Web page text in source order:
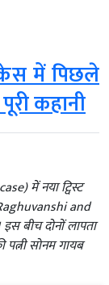
में पिछले
कहानी
में नया ट्विस्ट
and
बीच दोनों लापता
सोनम गायब